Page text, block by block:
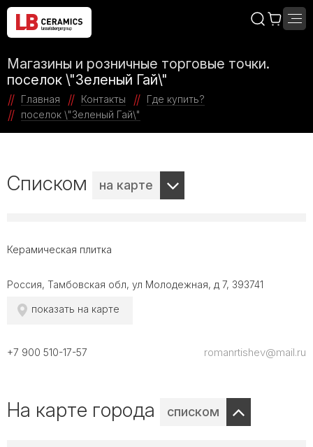
Магазины и розничные торговые точки.
поселок \"Зеленый Гай\"
Главная Контакты
Где купить?
поселок \"Зеленый Гай\"
Списком на карте
Керамическая плитка
Россия, Тамбовская обл, ул Молодежная, д 7, 393741
показать на карте
+7 900 510-17-57 romanrtishev@mail.ru
На карте города списком